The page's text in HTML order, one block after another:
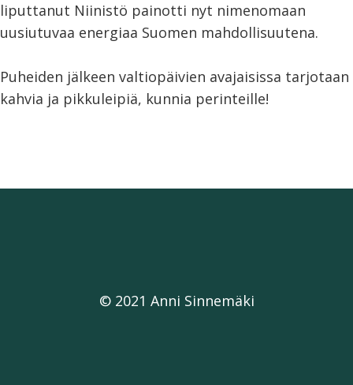
liputtanut Niinistö painotti nyt nimenomaan
uusiutuvaa energiaa Suomen mahdollisuutena.
Puheiden jälkeen valtiopäivien avajaisissa tarjotaan
kahvia ja pikkuleipiä, kunnia perinteille!
© 2021 Anni Sinnemäki